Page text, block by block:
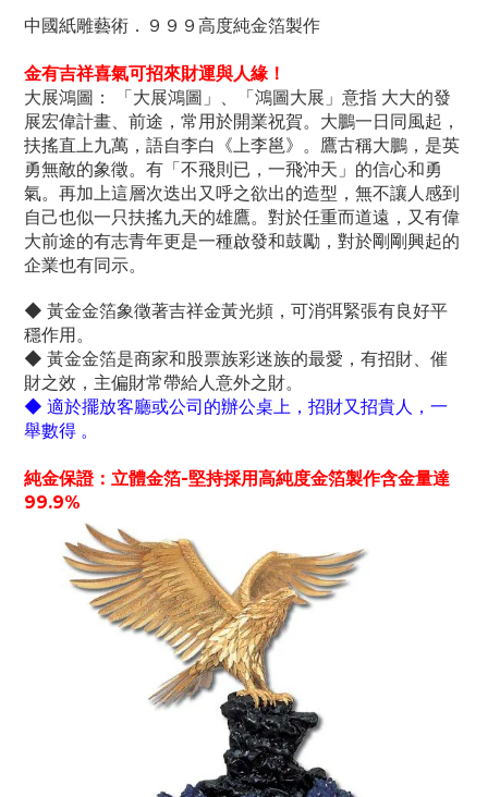
中國紙雕藝術．９９９高度純金箔製作
金有吉祥喜氣可招來財運與人緣！
大展鴻圖： 「大展鴻圖」、「鴻圖大展」意指 大大的發
展宏偉計畫、前途，常用於開業祝賀。大鵬一日同風起，
扶搖直上九萬，語自李白《上李邕》。鷹古稱大鵬，是英
勇無敵的象徵。有「不飛則已，一飛沖天」的信心和勇
氣。再加上這層次迭出又呼之欲出的造型，無不讓人感到
自己也似一只扶搖九天的雄鷹。對於任重而道遠，又有偉
大前途的有志青年更是一種啟發和鼓勵，對於剛剛興起的
企業也有同示。
◆ 黃金金箔象徵著吉祥金黃光頻，可消弭緊張有良好平
穩作用。
◆ 黃金金箔是商家和股票族彩迷族的最愛，有招財、催
財之效，主偏財常帶給人意外之財。
◆ 適於擺放客廳或公司的辦公桌上，招財又招貴人，一
舉數得 。
純金保證：立體金箔-堅持採用高純度金箔製作含金量達
99.9%